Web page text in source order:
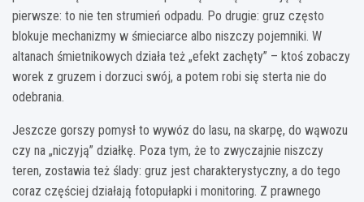
pierwsze: to nie ten strumień odpadu. Po drugie: gruz często
blokuje mechanizmy w śmieciarce albo niszczy pojemniki. W
altanach śmietnikowych działa też „efekt zachęty” – ktoś zobaczy
worek z gruzem i dorzuci swój, a potem robi się sterta nie do
odebrania.
Jeszcze gorszy pomysł to wywóz do lasu, na skarpę, do wąwozu
czy na „niczyją” działkę. Poza tym, że to zwyczajnie niszczy
teren, zostawia też ślady: gruz jest charakterystyczny, a do tego
coraz częściej działają fotopułapki i monitoring. Z prawnego